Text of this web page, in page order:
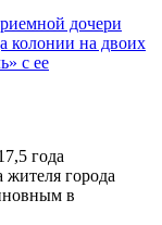
колонии на двоих
с ее
года
жителя города
в